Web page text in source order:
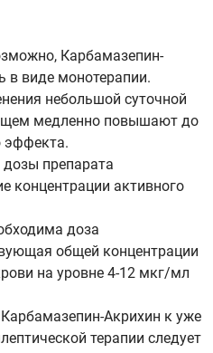
Карбамазепин-
в виде монотерапии.
небольшой суточной
медленно повышают до
эффекта.
препарата
концентрации активного
доза
общей концентрации
на уровне 4-12 мкг/мл
Акрихин к уже
терапии следует